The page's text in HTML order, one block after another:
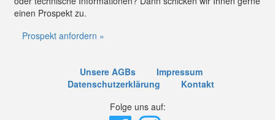
einen Prospekt zu.
Prospekt anfordern »
Unsere AGBs
Impressum
Datenschutzerklärung
Kontakt
Folge uns auf: